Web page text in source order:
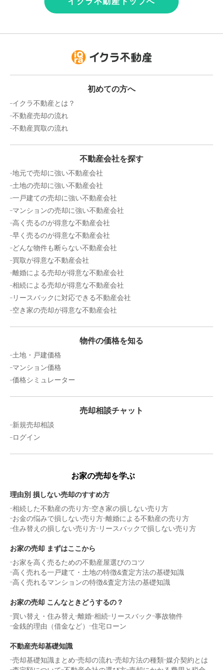
初めての方へ
イクラ不動産とは？
不動産売却の流れ
不動産買取の流れ
不動産会社を探す
地元で売却に強い不動産会社
土地の売却に強い不動産会社
一戸建ての売却に強い不動産会社
マンションの売却に強い不動産会社
高く売るのが得意な不動産会社
早く売るのが得意な不動産会社
どんな物件も断らない不動産会社
買取が得意な不動産会社
離婚による売却が得意な不動産会社
相続による売却が得意な不動産会社
リースバックに対応できる不動産会社
空き家の売却が得意な不動産会社
物件の価格を知る
土地・戸建価格
マンション価格
価格シミュレーター
売却相談チャット
新規売却相談
ログイン
お家の売却を学ぶ
理由別 損しない売却のすすめ方
相続した不動産の売り方 空き家の損しない売り方
お金の悩みで損しない売り方 離婚による不動産の売り方
住み替えの損しない売り方 リースバックで損しない売り方
お家の売却 まずはここから
お家を高く売るための不動産屋選びのコツ
高く売れる一戸建て・土地の特徴&査定方法の基礎知識
高く売れるマンションの特徴&査定方法の基礎知識
お家の売却 こんなときどうするの？
買い替え・住み替え
離婚 相続 リースバック 事故物件
金銭的理由（借金など）
住宅ローン
不動産売却基礎知識
売却基礎知識まとめ 売却の流れ 売却方法の種類 媒介契約とは